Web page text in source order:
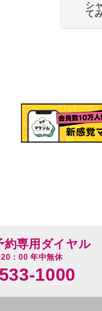
シ
て
約専用ダイヤル
：00 年中無休
1000